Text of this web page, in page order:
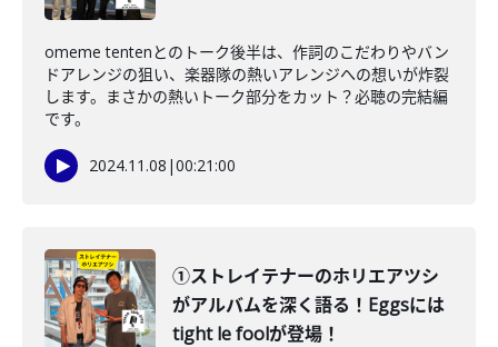
omeme tentenとのトーク後半は、作詞のこだわりやバン
ドアレンジの狙い、楽器隊の熱いアレンジへの想いが炸裂
します。まさかの熱いトーク部分をカット？必聴の完結編
です。
2024.11.08 |00:21:00
①ストレイテナーのホリエアツシ
がアルバムを深く語る！Eggsには
tight le foolが登場！